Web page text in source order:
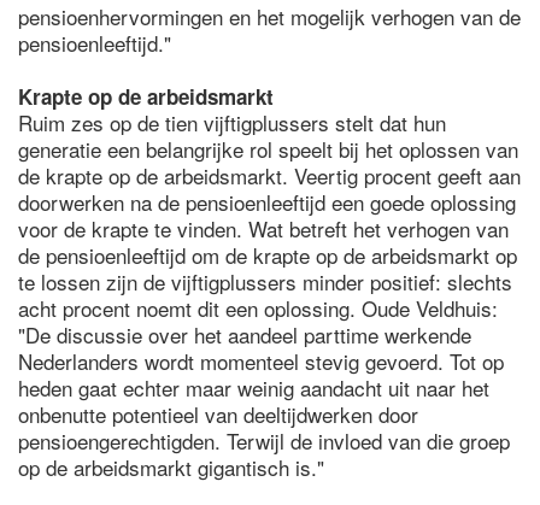
pensioenhervormingen en het mogelijk verhogen van de
pensioenleeftijd."
Krapte op de arbeidsmarkt
Ruim zes op de tien vijftigplussers stelt dat hun
generatie een belangrijke rol speelt bij het oplossen van
de krapte op de arbeidsmarkt. Veertig procent geeft aan
doorwerken na de pensioenleeftijd een goede oplossing
voor de krapte te vinden. Wat betreft het verhogen van
de pensioenleeftijd om de krapte op de arbeidsmarkt op
te lossen zijn de vijftigplussers minder positief: slechts
acht procent noemt dit een oplossing. Oude Veldhuis:
"De discussie over het aandeel parttime werkende
Nederlanders wordt momenteel stevig gevoerd. Tot op
heden gaat echter maar weinig aandacht uit naar het
onbenutte potentieel van deeltijdwerken door
pensioengerechtigden. Terwijl de invloed van die groep
op de arbeidsmarkt gigantisch is."